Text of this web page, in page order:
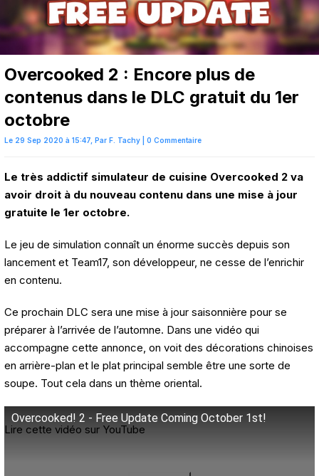
Overcooked 2 : Encore plus de
contenus dans le DLC gratuit du 1er
octobre
Le 29 Sep 2020 à 15:47, Par F. Tachy 0 Commentaire
Le très addictif simulateur de cuisine Overcooked 2 va
avoir droit à du nouveau contenu dans une mise à jour
gratuite le 1er octobre.
Le jeu de simulation connaît un énorme succès depuis son
lancement et Team17, son développeur, ne cesse de l’enrichir
en contenu.
Ce prochain DLC sera une mise à jour saisonnière pour se
préparer à l’arrivée de l’automne. Dans une vidéo qui
accompagne cette annonce, on voit des décorations chinoises
en arrière-plan et le plat principal semble être une sorte de
soupe. Tout cela dans un thème oriental.
Overcooked! 2 - Free Update Coming October 1st!
Lire cette vidéo sur YouTube